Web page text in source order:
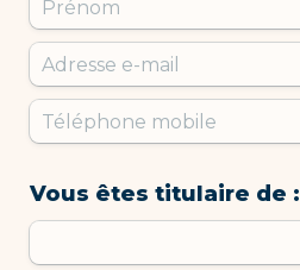
Vous êtes titulaire de :